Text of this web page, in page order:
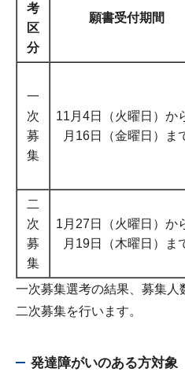
考
区
分
願書受付期間
一
次
募
集
11月4日（火曜日）か
月16日（金曜日）ま
二
次
募
集
1月27日（火曜日）か
月19日（木曜日）ま
一次募集選考の結果、募集人
二次募集を行います。
発達障がいのある方対象